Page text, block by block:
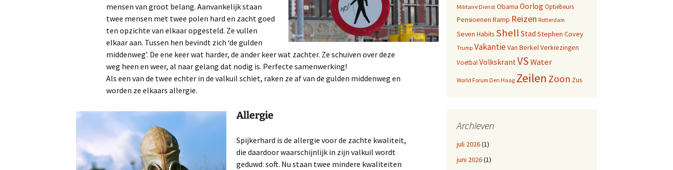
mensen van groot belang. Aanvankelijk staan
twee mensen met twee polen hard en zacht goed
ten opzichte van elkaar opgesteld. Ze vullen
elkaar aan. Tussen hen bevindt zich ‘de gulden
middenweg’. De ene keer wat harder, de ander keer wat zachter. Ze schuiven over deze
weg heen en weer, al naar gelang dat nodig is. Perfecte samenwerking!
Als een van de twee echter in de valkuil schiet, raken ze af van de gulden middenweg en
worden ze elkaars allergie.
Allergie
Spijkerhard is de allergie voor de zachte kwaliteit,
die daardoor waarschijnlijk in zijn valkuil wordt
geduwd: soft. Nu staan twee mindere kwaliteiten
Militaire Dienst Obama Oorlog Optiebeurs
Pensioenen Ramp Reizen Rotterdam
Seven Habits Shell Stad Stephen Covey
Trump VakantieVan BerkelVerkiezingen
VoetbalVolkskrantVSWater
World Forum Den Haag Zeilen Zoon Zus
Archieven
juli 2026(1)
juni 2026(1)